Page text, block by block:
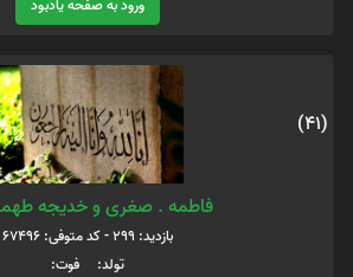
ورود به صفحه یادبود
(41)
فاطمه . صغری و خدیجه
بازدید: 299 - کد متوفی: 67496
تولد: فوت: